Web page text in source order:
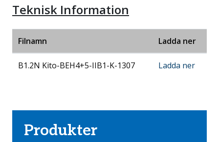
Teknisk Information
Filnamn Ladda ner
B1.2N Kito-BEH4+5-IIB1-K-1307 Ladda ner
Produkter